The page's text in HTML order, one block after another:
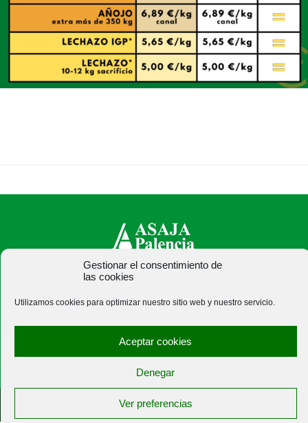
Gestionar el consentimiento de
las cookies
Utilizamos cookies para optimizar nuestro sitio web y nuestro servicio.
Aceptar cookies
Denegar
Ver preferencias
ASAJA Palencia - Jóvenes Agricultores
C/ Felipe Prieto, 8. Pza. Bigar Centro - 34001 Palencia -
asajapalencia@asajapalencia.com
© Aviso Legal | Xolido